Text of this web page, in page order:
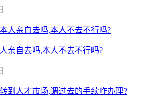
亲自去吗,本人不去不行吗?